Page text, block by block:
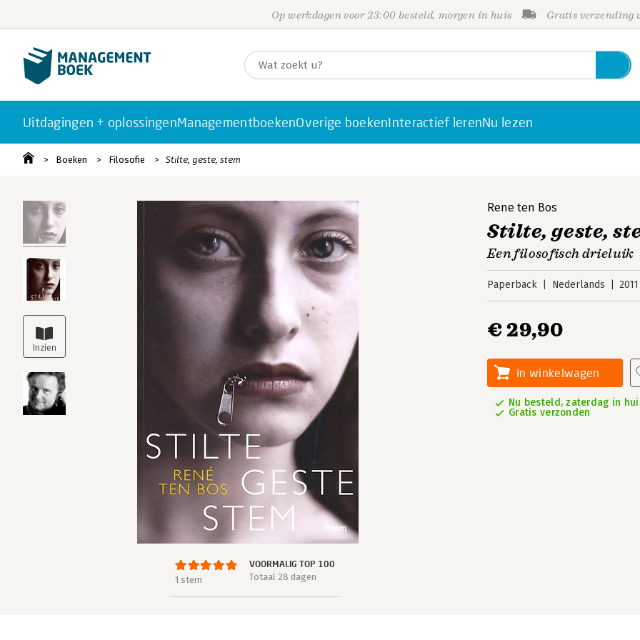
Op werkdagen voor 23:00 besteld, morgen in huis Gratis verzending
Uitdagingen + oplossingenManagementboekenOverige boekenInteractief lerenNu lezen
Boeken Filosofie Stilte, geste, stem
1 stem
VOORMALIG TOP 100
Totaal 28 dagen
Rene ten Bos
Stilte, geste,
Een filosofisch drieluik
Paperback Nederlands 2011
€ 29,90
In winkelwagen
Nu besteld, zaterdag in
Gratis verzonden